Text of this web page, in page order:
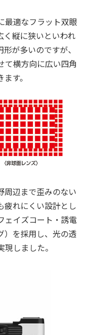
最適なフラット双眼
く縦に狭いといわれ
が多いのですが、
て横方向に広い四角
す。
辺まで歪みのない
疲れにくい設計とし
ェイズコート・誘電
）を採用し、光の透
しました。